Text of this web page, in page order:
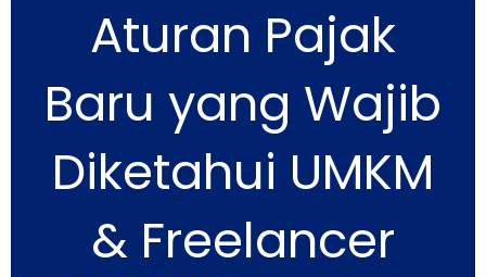
Aturan Pajak
Baru yang Wajib
Diketahui UMKM
& Freelancer